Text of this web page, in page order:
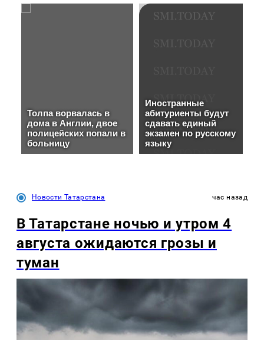
Новости Татарстана час назад
В Татарстане ночью и утром 4
августа ожидаются грозы и
туман